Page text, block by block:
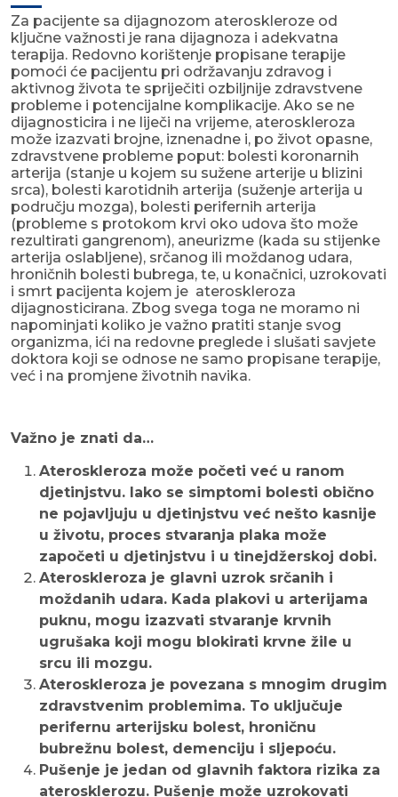
Za pacijente sa dijagnozom ateroskleroze od
ključne važnosti je rana dijagnoza i adekvatna
terapija. Redovno korištenje propisane terapije
pomoći će pacijentu pri održavanju zdravog i
aktivnog života te spriječiti ozbiljnije zdravstvene
probleme i potencijalne komplikacije. Ako se ne
dijagnosticira i ne liječi na vrijeme, ateroskleroza
može izazvati brojne, iznenadne i, po život opasne,
zdravstvene probleme poput: bolesti koronarnih
arterija (stanje u kojem su sužene arterije u blizini
srca), bolesti karotidnih arterija (suženje arterija u
području mozga), bolesti perifernih arterija
(probleme s protokom krvi oko udova što može
rezultirati gangrenom), aneurizme (kada su stijenke
arterija oslabljene), srčanog ili moždanog udara,
hroničnih bolesti bubrega, te, u konačnici, uzrokovati
i smrt pacijenta kojem je ateroskleroza
dijagnosticirana. Zbog svega toga ne moramo ni
napominjati koliko je važno pratiti stanje svog
organizma, ići na redovne preglede i slušati savjete
doktora koji se odnose ne samo propisane terapije,
već i na promjene životnih navika.
Važno je znati da…
Ateroskleroza može početi već u ranom
djetinjstvu. Iako se simptomi bolesti obično
ne pojavljuju u djetinjstvu već nešto kasnije
u životu, proces stvaranja plaka može
započeti u djetinjstvu i u tinejdžerskoj dobi.
Ateroskleroza je glavni uzrok srčanih i
moždanih udara. Kada plakovi u arterijama
puknu, mogu izazvati stvaranje krvnih
ugrušaka koji mogu blokirati krvne žile u
srcu ili mozgu.
Ateroskleroza je povezana s mnogim drugim
zdravstvenim problemima. To uključuje
perifernu arterijsku bolest, hroničnu
bubrežnu bolest, demenciju i sljepoću.
Pušenje je jedan od glavnih faktora rizika za
aterosklerozu. Pušenje može uzrokovati